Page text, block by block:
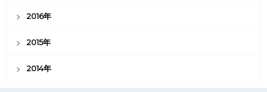
2016年
2015年
2014年